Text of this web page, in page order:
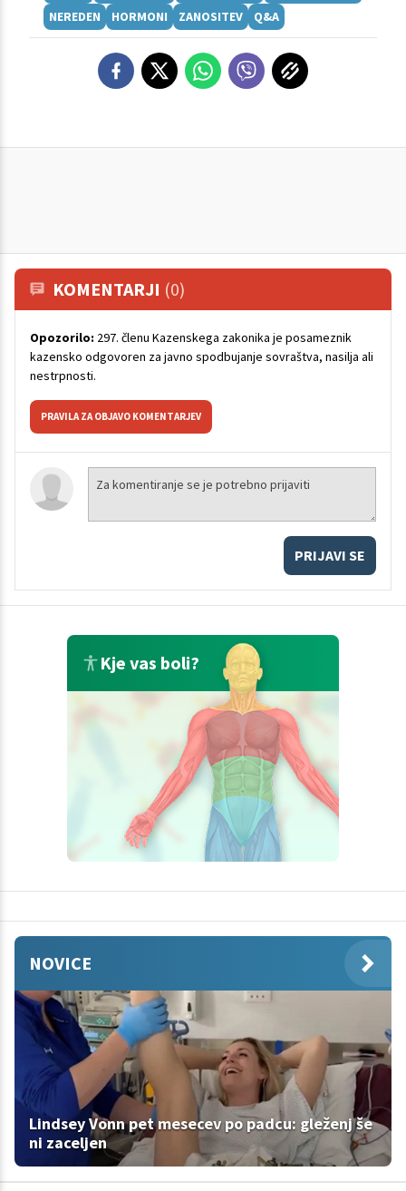
NEREDEN
HORMONI ZANOSITEV Q&A
KOMENTARJI (0)
Opozorilo: 297. členu Kazenskega zakonika je posameznik
kazensko odgovoren za javno spodbujanje sovraštva, nasilja ali
nestrpnosti.
PRAVILA ZA OBJAVO KOMENTARJEV
PRIJAVI SE
Kje vas boli?
NOVICE
Lindsey Vonn pet mesecev po padcu: gleženj še
ni zaceljen